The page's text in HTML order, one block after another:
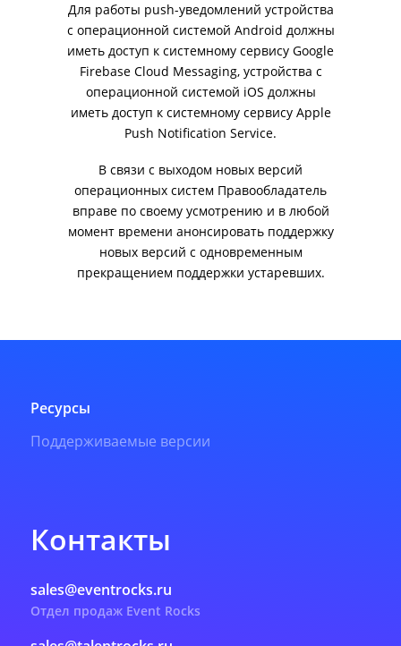
Для работы push-уведомлений устройства
с операционной системой Android должны
иметь доступ к системному сервису Google
Firebase Cloud Messaging, устройства с
операционной системой iOS должны
иметь доступ к системному сервису Apple
Push Notification Service.
В связи с выходом новых версий
операционных систем Правообладатель
вправе по своему усмотрению и в любой
момент времени анонсировать поддержку
новых версий с одновременным
прекращением поддержки устаревших.
Ресурсы
Поддерживаемые версии
Контакты
sales@eventrocks.ru
Отдел продаж Event Rocks